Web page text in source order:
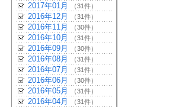
2017年01月 （31件）
2016年12月 （31件）
2016年11月 （30件）
2016年10月 （31件）
2016年09月 （30件）
2016年08月 （31件）
2016年07月 （31件）
2016年06月 （30件）
2016年05月 （31件）
2016年04月 （31件）